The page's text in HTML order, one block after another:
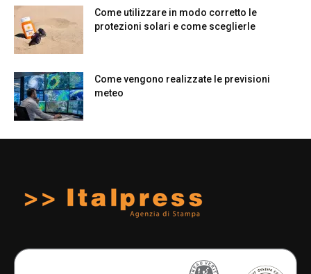
Come utilizzare in modo corretto le
protezioni solari e come sceglierle
Come vengono realizzate le previsioni
meteo